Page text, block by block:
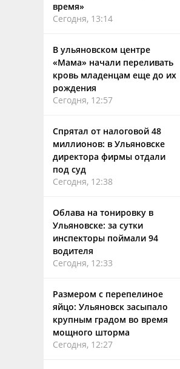
время»
Сегодня, 13:14
В ульяновском центре
«Мама» начали переливать
кровь младенцам еще до их
рождения
Сегодня, 12:57
Спрятал от налоговой 48
миллионов: в Ульяновске
директора фирмы отдали
под суд
Сегодня, 12:38
Облава на тонировку в
Ульяновске: за сутки
инспекторы поймали 94
водителя
Сегодня, 12:33
Размером с перепелиное
яйцо: Ульяновск засыпало
крупным градом во время
мощного шторма
Сегодня, 12:27